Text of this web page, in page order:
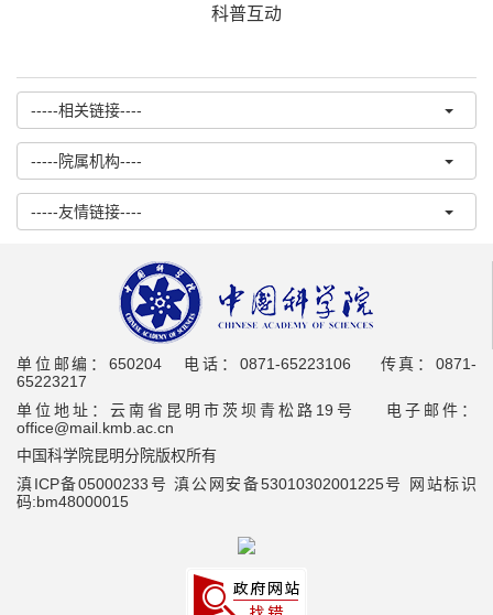
科普互动
-----相关链接----
-----院属机构----
-----友情链接----
单位邮编：650204 电话：0871-65223106 传真：0871-
65223217
单位地址：云南省昆明市茨坝青松路19号 电子邮件：
office@mail.kmb.ac.cn
中国科学院昆明分院版权所有
滇ICP备05000233号 滇公网安备53010302001225号 网站标识
码:bm48000015